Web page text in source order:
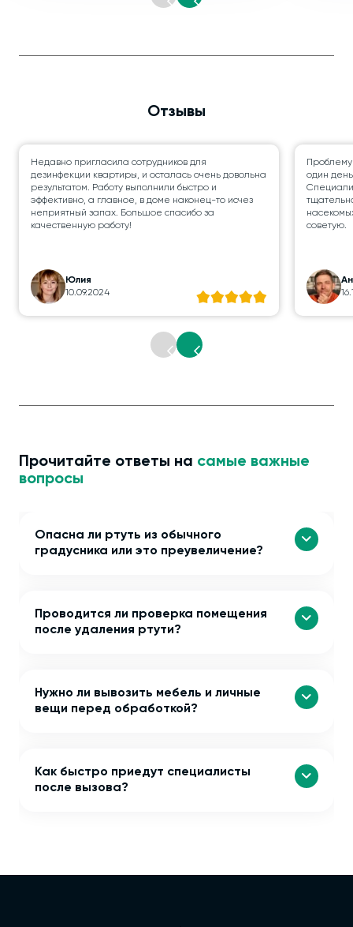
Отзывы
Недавно пригласила сотрудников для
дезинфекции квартиры, и осталась очень довольна
результатом. Работу выполнили быстро и
эффективно, а главное, в доме наконец-то исчез
неприятный запах. Большое спасибо за
качественную работу!
Юлия
10.09.2024
один
советую.
Прочитайте ответы на самые важные
вопросы
Опасна ли ртуть из обычного
градусника или это преувеличение?
Проводится ли проверка помещения
после удаления ртути?
Нужно ли вывозить мебель и личные
вещи перед обработкой?
Как быстро приедут специалисты
после вызова?